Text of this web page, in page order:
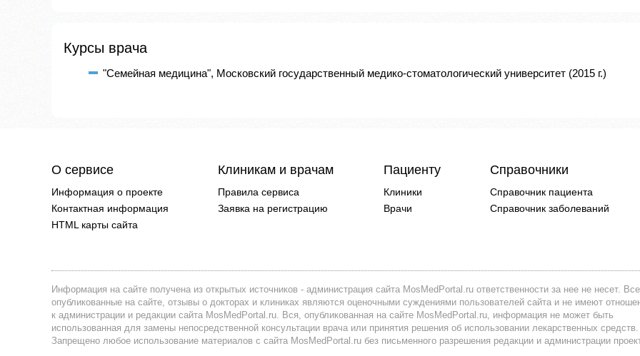
Курсы врача
"Семейная медицина", Московский государственный медико-стоматологический университет (2015 г.)
О сервисе
Информация о проекте
Контактная информация
HTML карты сайта
Клиникам и врачам
Правила сервиса
Заявка на регистрацию
Пациенту
Клиники
Врачи
Справочники
Справочник пациента
Справочник заболеваний
Информация на сайте получена из открытых источников - администрация сайта MosMedPortal.ru ответственности за нее не несет.
опубликованные на сайте, отзывы о докторах и клиниках являются оценочными суждениями пользователей сайта и не имеют
к администрации и редакции сайта MosMedPortal.ru. Вся, опубликованная на сайте MosMedPortal.ru, информация не может быть
использованная для замены непосредственной консультации врача или принятия решения об использовании лекарственных средств.
Запрещено любое использование материалов с сайта MosMedPortal.ru без письменного разрешения редакции и администрации